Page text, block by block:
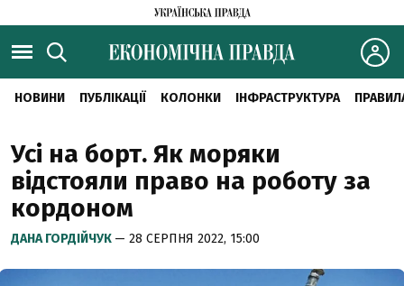
НОВИНИ ПУБЛІКАЦІЇ КОЛОНКИ ІНФРАСТРУКТУРА
Усі на борт. Як моряки
відстояли право на роботу за
кордоном
ДАНА ГОРДІЙЧУК — 28 СЕРПНЯ 2022, 15:00